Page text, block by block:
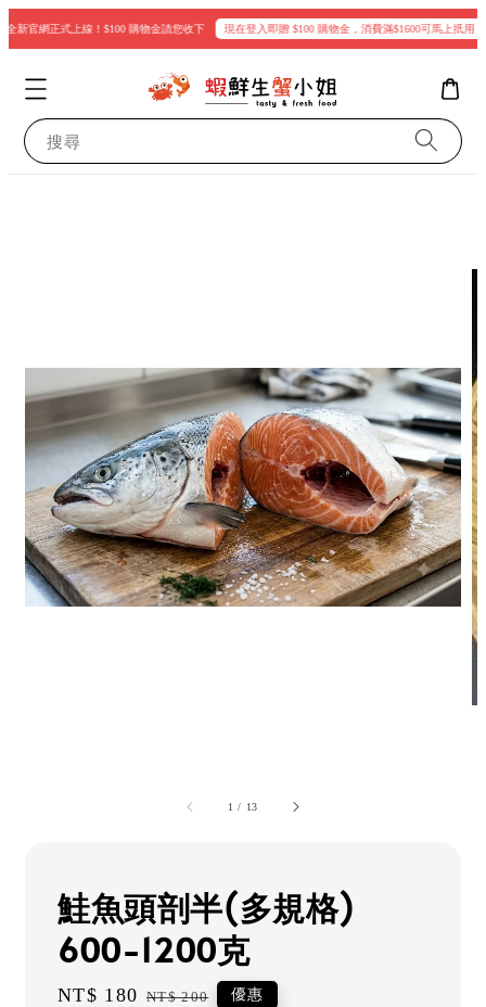
新官網正式上線！$100 購物金請您收下 現在登入即贈 $100 購物金，消費滿$1600可馬上扺用 《
搜尋
1 / 13
鮭魚頭剖半(多規格)
600-1200克
Sale
NT$ 180 Regular
NT$ 200 優惠